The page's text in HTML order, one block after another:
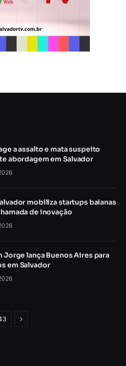
a assalto e mata suspeito
abordagem em Salvador
mobiliza startups baianas
de inovação
Jorge lança Buenos Aires para
em Salvador
Próximo